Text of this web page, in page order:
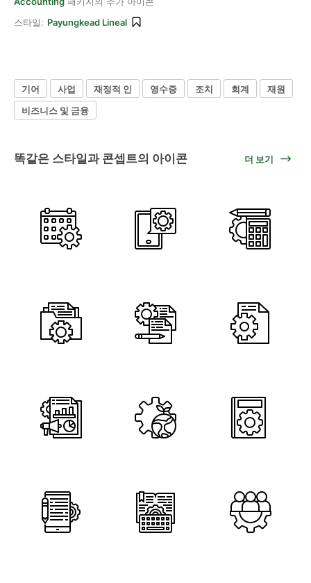
스타일: Payungkead Lineal
기어 사업 재정적 인 영수증 조치 회계
재원
비즈니스 및 금융
똑같은 스타일과 콘셉트의 아이콘 더 보기